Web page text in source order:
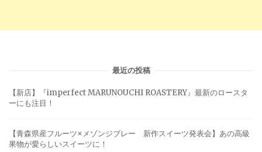
最近の投稿
【新店】『imperfect MARUNOUCHI ROASTERY』最新のロースタ
ーにも注目！
【青森県産フルーツ×メゾンジブレー 新作スイーツ発表会】あの高級
果物が愛らしいスイーツに！